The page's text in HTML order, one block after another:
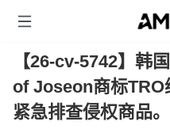
【26-cv-5742】韩
of Joseon商标TRO
紧急排查侵权商品。